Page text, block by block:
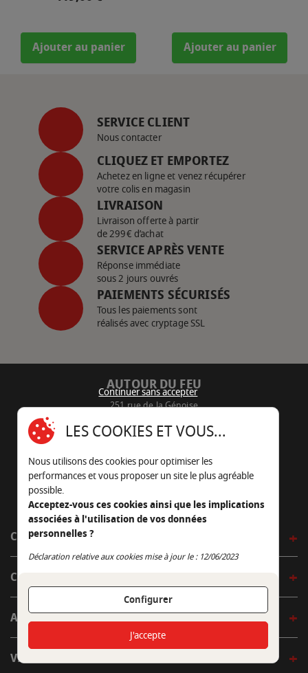
Ajouter au panier Ajouter au panier
SERVICE CLIENT
Nous contacter
CLIQUEZ ET EMPORTEZ
Achetez en ligne et venez récupérer
votre colis en magasin
LIVRAISON
Livraison offerte à partir
de 299€ d’achat
SERVICE APRÈS VENTE
Réponse immédiate
sous 2 jours ouvrés
PAIEMENTS SÉCURISÉS
Tous les paiements sont
réalisés avec cryptage SSL
AUTOUR DU FEU
251 rue de la Génoise
05 45 22 98 09
Nous envoyer un e-mail
CÔTÉ OUTDOOR
CÔTÉ INDOOR
AUTOUR DE LA TABLE
VENIR EN BOUTIQUE
Continuer sans accepter
LES COOKIES ET VOUS...
Nous utilisons des cookies pour optimiser les
performances et vous proposer un site le plus agréable
possible.
Acceptez-vous ces cookies ainsi que les implications
associées à l'utilisation de vos données
personnelles ?
Déclaration relative aux cookies mise à jour le : 12/06/2023
Configurer
Continuer sans accepter
J'accepte